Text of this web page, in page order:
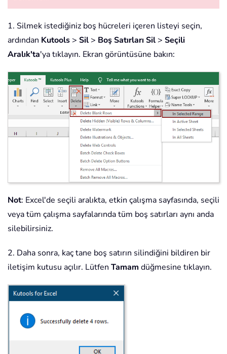
1. Silmek istediğiniz boş hücreleri içeren listeyi seçin,
ardından Kutools > Sil > Boş Satırları Sil > Seçili
Aralık'ta'ya tıklayın. Ekran görüntüsüne bakın:
Not: Excel'de seçili aralıkta, etkin çalışma sayfasında, seçili
veya tüm çalışma sayfalarında tüm boş satırları aynı anda
silebilirsiniz.
2. Daha sonra, kaç tane boş satırın silindiğini bildiren bir
iletişim kutusu açılır. Lütfen Tamam düğmesine tıklayın.